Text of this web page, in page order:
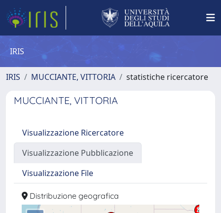
IRIS
IRIS MUCCIANTE, VITTORIA statistiche ricercatore
MUCCIANTE, VITTORIA
Visualizzazione Ricercatore
Visualizzazione Pubblicazione
Visualizzazione File
Distribuzione geografica